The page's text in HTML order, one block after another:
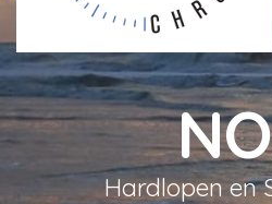
Hardlopen en